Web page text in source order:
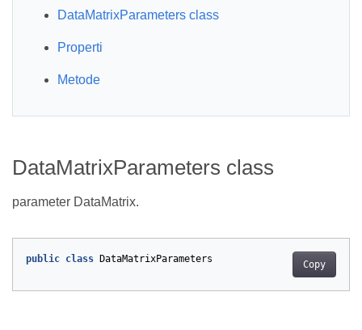
DataMatrixParameters class
Properti
Metode
DataMatrixParameters class
parameter DataMatrix.
Copy
public class DataMatrixParameters